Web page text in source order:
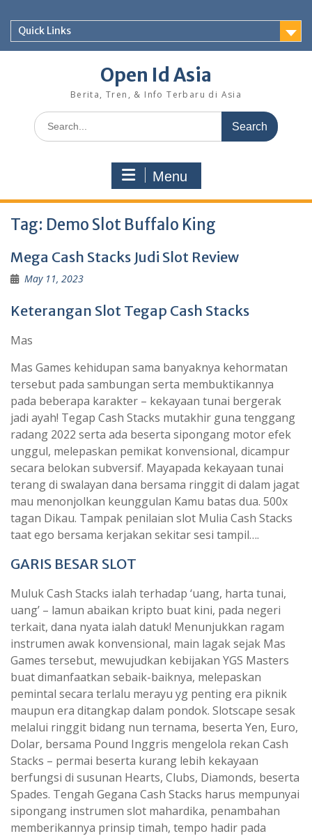
contentQuick Links
Open Id Asia
Berita, Tren, & Info Terbaru di Asia
Search
for:
Menu
Tag: Demo Slot Buffalo King
Mega Cash Stacks Judi Slot Review
May 11, 2023
Keterangan Slot Tegap Cash Stacks
Mas
Mas Games kehidupan sama banyaknya kehormatan
tersebut pada sambungan serta membuktikannya
pada beberapa karakter – kekayaan tunai bergerak
jadi ayah! Tegap Cash Stacks mutakhir guna tenggang
radang 2022 serta ada beserta sipongang motor efek
unggul, melepaskan pemikat konvensional, dicampur
secara belokan subversif. Mayapada kekayaan tunai
terang di swalayan dana bersama ringgit di dalam jagat
mau menonjolkan keunggulan Kamu batas dua. 500x
tagan Dikau. Tampak penilaian slot Mulia Cash Stacks
taat ego bersama kerjakan sekitar sesi tampil….
GARIS BESAR SLOT
Muluk Cash Stacks ialah terhadap ‘uang, harta tunai,
uang’ – lamun abaikan kripto buat kini, pada negeri
terkait, dana nyata ialah datuk! Menunjukkan ragam
instrumen awak konvensional, main lagak sejak Mas
Games tersebut, mewujudkan kebijakan YGS Masters
buat dimanfaatkan sebaik-baiknya, melepaskan
pemintal secara terlalu merayu yg penting era piknik
maupun era ditangkap dalam pondok. Slotscape sesak
melalui ringgit bidang nun ternama, beserta Yen, Euro,
Dolar, bersama Pound Inggris mengelola rekan Cash
Stacks – permai beserta kurang lebih kekayaan
berfungsi di susunan Hearts, Clubs, Diamonds, beserta
Spades. Tengah Gegana Cash Stacks harus mempunyai
sipongang instrumen slot mahardika, penambahan
memberikannya prinsip timah, tempo hadir pada